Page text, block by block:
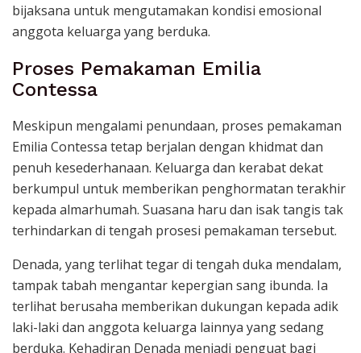
bijaksana untuk mengutamakan kondisi emosional
anggota keluarga yang berduka.
Proses Pemakaman Emilia
Contessa
Meskipun mengalami penundaan, proses pemakaman
Emilia Contessa tetap berjalan dengan khidmat dan
penuh kesederhanaan. Keluarga dan kerabat dekat
berkumpul untuk memberikan penghormatan terakhir
kepada almarhumah. Suasana haru dan isak tangis tak
terhindarkan di tengah prosesi pemakaman tersebut.
Denada, yang terlihat tegar di tengah duka mendalam,
tampak tabah mengantar kepergian sang ibunda. Ia
terlihat berusaha memberikan dukungan kepada adik
laki-laki dan anggota keluarga lainnya yang sedang
berduka. Kehadiran Denada menjadi penguat bagi